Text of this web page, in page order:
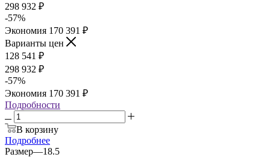
298 932 ₽
-57%
Экономия 170 391 ₽
Варианты цен
128 541 ₽
298 932 ₽
-57%
Экономия 170 391 ₽
Подробности
В корзину
Подробнее
Размер—18.5